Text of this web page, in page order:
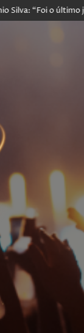
o último jogo”